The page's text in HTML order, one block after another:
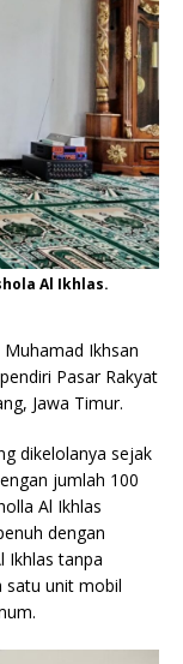
Al Ikhlas.
Muhamad Ikhsan
Pasar Rakyat
Jawa Timur.
dikelolanya sejak
jumlah 100
Al Ikhlas
dengan
Ikhlas tanpa
satu unit mobil